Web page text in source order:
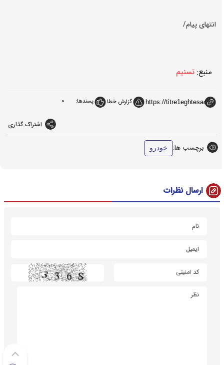
انتهای پیام/
منبع: تسنیم
گزارش خطا پسندها: 0
اشتراک گذاری
برچسب ها: خودرو
ارسال نظرات